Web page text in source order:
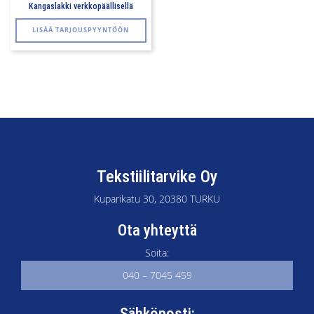
Kangaslakki verkkopäällisellä
LISÄÄ TARJOUSPYYNTÖÖN
Tekstiilitarvike Oy
Kuparikatu 30, 20380 TURKU
Ota yhteyttä
Soita:
040 – 7045 459